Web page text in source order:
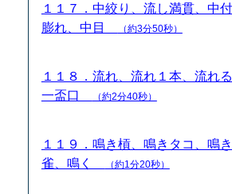
１１７．中絞り、流し満貫、中
膨れ、中目
（約3分50秒）
１１８．流れ、流れ１本、流れ
一盃口
（約2分40秒）
１１９．鳴き槓、鳴きタコ、鳴
雀、鳴く
（約1分20秒）